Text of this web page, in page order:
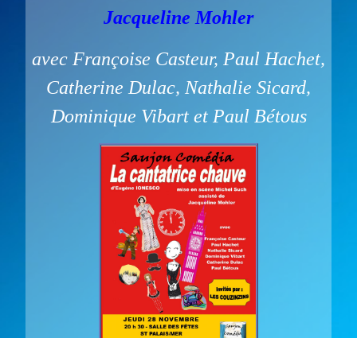
Jacqueline Mohler
avec Françoise Casteur, Paul Hachet,
Catherine Dulac, Nathalie Sicard,
Dominique Vibart et Paul Bétous